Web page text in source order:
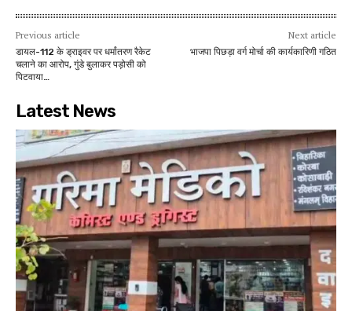
Previous article
डायल-112 के ड्राइवर पर धर्मांतरण रैकेट
चलाने का आरोप, गुंडे बुलाकर पड़ोसी को
पिटवाया…
Next article
भाजपा पिछड़ा वर्ग मोर्चा की कार्यकारिणी गठित
Latest News